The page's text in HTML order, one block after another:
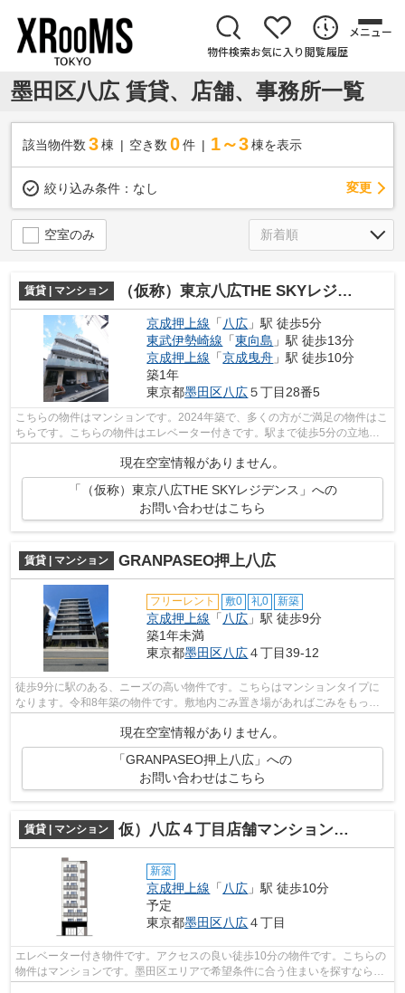
物件検索お気に入り閲覧履歴
メニュー
墨田区八広 賃貸、店舗、事務所一覧
該当物件数 3棟 空き数 0 件 1～3 棟を表示
絞り込み条件： なし 変更
空室のみ
賃貸 | マンション （仮称）東京八広THE SKYレジデンス
京成押上線 「八広 」駅 徒歩5分
東武伊勢崎線 「東向島 」駅 徒歩13分
京成押上線 「京成曳舟 」駅 徒歩10分
築1年
東京都墨田区八広５丁目28番5
こちらの物件はマンションです。2024年築で、多くの方がご満足の物件はこ
ちらです。こちらの物件はエレベーター付きです。駅まで徒歩5分の立地が
現在空室情報がありません。
「（仮称）東京八広THE SKYレジデンス」への
お問い合わせはこちら
賃貸 | マンション GRANPASEO押上八広
フリーレント 敷0 礼0 新築
京成押上線 「 八広 」駅 徒歩9分
築1年未満
東京都墨田区八広４丁目39-12
徒歩9分に駅のある、ニーズの高い物件です。こちらはマンションタイプに
なります。令和8年築の物件です。敷地内ごみ置き場があればごみをもって
歩く距離も少なくてすみます。墨田区で...
現在空室情報がありません。
「GRANPASEO押上八広」への
お問い合わせはこちら
賃貸 | マンション 仮）八広４丁目店舗マンション新築工事
新築
京成押上線 「 八広 」駅 徒歩10分
予定
東京都墨田区八広４丁目
エレベーター付き物件です。アクセスの良い徒歩10分の物件です。こちらの
物件はマンションです。墨田区エリアで希望条件に合う住まいを探すなら、